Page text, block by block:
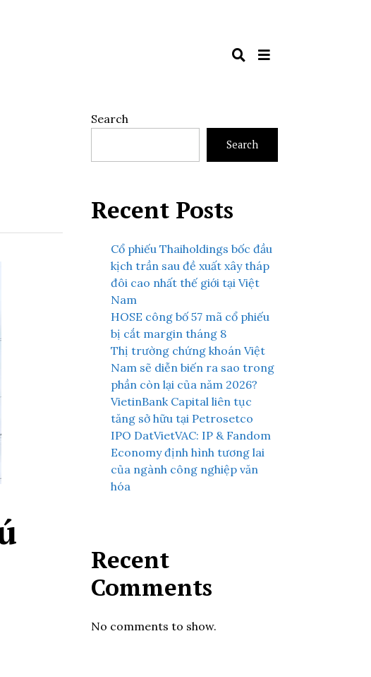
Search
Search
Recent Posts
Cổ phiếu Thaiholdings bốc đầu
kịch trần sau đề xuất xây tháp
đôi cao nhất thế giới tại Việt
Nam
HOSE công bố 57 mã cổ phiếu
bị cắt margin tháng 8
Thị trường chứng khoán Việt
Nam sẽ diễn biến ra sao trong
phần còn lại của năm 2026?
VietinBank Capital liên tục
tăng sở hữu tại Petrosetco
IPO DatVietVAC: IP & Fandom
Economy định hình tương lai
của ngành công nghiệp văn
hóa
Recent
Comments
No comments to show.